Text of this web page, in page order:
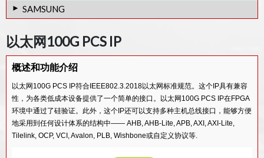
GBE（10/100/1000BASE-T)28SF中的PHY IP
SAMSUNG
以太网100G PCS IP
概述和功能介绍
以太网100G PCS IP符合IEEE802.3.2018以太网标准规范。这个IP具有兼容
性，为各类低成本设备提供了一个简单的接口。以太网100G PCS IP在FPGA
环境中通过了硅验证。此外，这个IP还可以支持多种主机总线接口，能够方便
地采用到任何设计体系的结构中—— AHB, AHB-Lite, APB, AXI, AXI-Lite,
Tilelink, OCP, VCI, Avalon, PLB, Wishbone或自定义协议等.